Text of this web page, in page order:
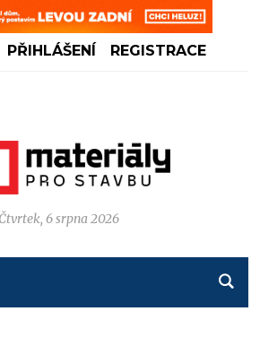
PŘIHLÁŠENÍ REGISTRACE
Čtvrtek, 6 srpna 2026